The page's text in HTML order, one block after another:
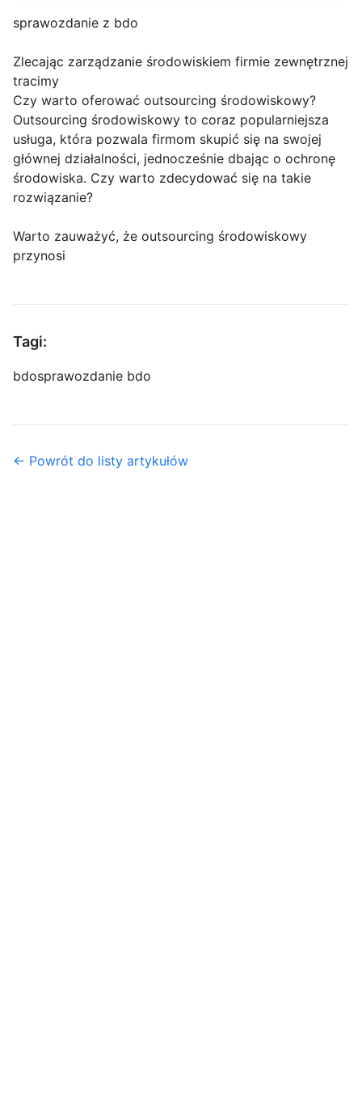
sprawozdanie z bdo
Zlecając zarządzanie środowiskiem firmie zewnętrznej
tracimy
Czy warto oferować outsourcing środowiskowy?
Outsourcing środowiskowy to coraz popularniejsza
usługa, która pozwala firmom skupić się na swojej
głównej działalności, jednocześnie dbając o ochronę
środowiska. Czy warto zdecydować się na takie
rozwiązanie?
Warto zauważyć, że outsourcing środowiskowy
przynosi
Tagi:
bdosprawozdanie bdo
← Powrót do listy artykułów